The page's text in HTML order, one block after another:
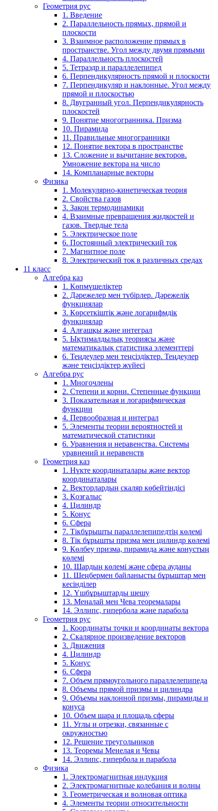
Геометрия рус
1. Введение
2. Параллельность прямых, прямой и
плоскости
3. Взаимное расположение прямых в
пространстве. Угол между двумя прямыми
4. Параллельность плоскостей
5. Тетраэдр и параллелепипед
6. Перпендикулярность прямой и плоскости
7. Перпендикуляр и наклонные. Угол между
прямой и плоскостью
8. Двугранный угол. Перпендикулярность
плоскостей
9. Понятие многогранника. Призма
10. Пирамида
11. Правильные многогранники
12. Понятие вектора в пространстве
13. Сложение и вычитание векторов.
Умножение вектора на число
14. Компланарные векторы
Физика
1. Молекулярно-кинетическая теория
2. Свойства газов
3. Закон термодинамики
4. Взаимные превращения жидкостей и
газов. Твердые тела
5. Электрическое поле
6. Постоянный электрический ток
7. Магнитное поле
8. Электрический ток в различных средах
11 класс
Алгебра каз
1. Көпмүшеліктер
2. Дәрежелер мен түбірлер. Дәрежелік
функциялар
3. Көрсеткіштік және логарифмдік
функциялар
4. Алғашқы және интеграл
5. Ықтималдылық теориясы және
математикалық статистика элементтері
6. Теңдеулер мен теңсіздіктер. Теңдеулер
және теңсіздіктер жүйесі
Алгебра рус
1. Многочлены
2. Степени и корни. Степенные функции
3. Показательная и логарифмическая
функции
4. Первообразная и интеграл
5. Элементы теории вероятностей и
математической статистики
6. Уравнения и неравенства. Системы
уравнений и неравенств
Геометрия каз
1. Нүкте координаталары және вектор
координаталары
2. Векторлардың скаляр көбейтіндісі
3. Қозғалыс
4. Цилиндр
5. Конус
6. Сфера
7. Тікбұрышты параллелепипедтің көлемі
8. Тік бұрышты призма мен цилиндр көлемі
9. Көлбеу призма, пирамида және конустың
көлемі
10. Шардың көлемі және сфера ауданы
11. Шеңбермен байланысты бұрыштар мен
кесінділер
12. Үшбұрыштарды шешу
13. Меналай мен Чева теоремалары
14. Эллипс, гипербола және парабола
Геометрия рус
1. Координаты точки и координаты вектора
2. Скалярное произведение векторов
3. Движения
4. Цилиндр
5. Конус
6. Сфера
7. Объем прямоугольного параллелепипеда
8. Объемы прямой призмы и цилиндра
9. Объемы наклонной призмы, пирамиды и
конуса
10. Объем шара и площадь сферы
11. Углы и отрезки, связанные с
окружностью
12. Решение треугольников
13. Теоремы Менелая и Чевы
14. Эллипс, гипербола и парабола
Физика
1. Электромагнитная индукция
2. Электромагнитные колебания и волны
3. Геометрическая и волновая оптика
4. Элементы теории относительности